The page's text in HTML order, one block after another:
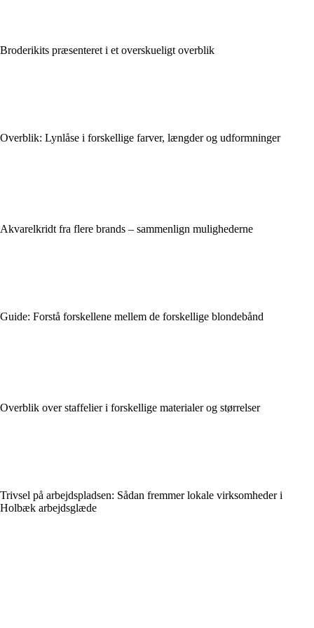
Broderikits præsenteret i et overskueligt overblik
Overblik: Lynlåse i forskellige farver, længder og udformninger
Akvarelkridt fra flere brands – sammenlign mulighederne
Guide: Forstå forskellene mellem de forskellige blondebånd
Overblik over staffelier i forskellige materialer og størrelser
Trivsel på arbejdspladsen: Sådan fremmer lokale virksomheder i
Holbæk arbejdsglæde